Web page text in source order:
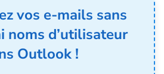
vos e-mails sans
noms d’utilisateur
Outlook !